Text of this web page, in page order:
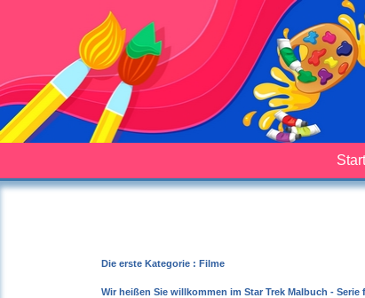
Die erste Kategorie : Filme
Wir heißen Sie willkommen im Star Trek Malbuch - Serie